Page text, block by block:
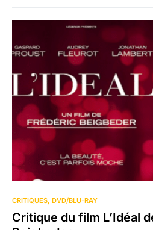
CRITIQUES DVD/BLU-RAY
Critique du film L’Idéal